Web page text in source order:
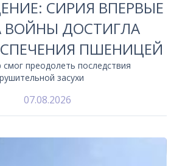
СИРИЯ ВПЕРВЫЕ
ВОЙНЫ ДОСТИГЛА
ПШЕНИЦЕЙ
смог преодолеть последствия
засухи
07.08.2026